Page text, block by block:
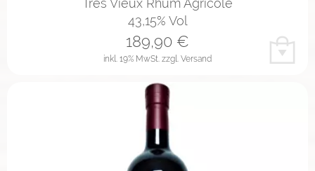
43,15% Vol
inkl. 19% MwSt. zzgl. Versand
189,90 €